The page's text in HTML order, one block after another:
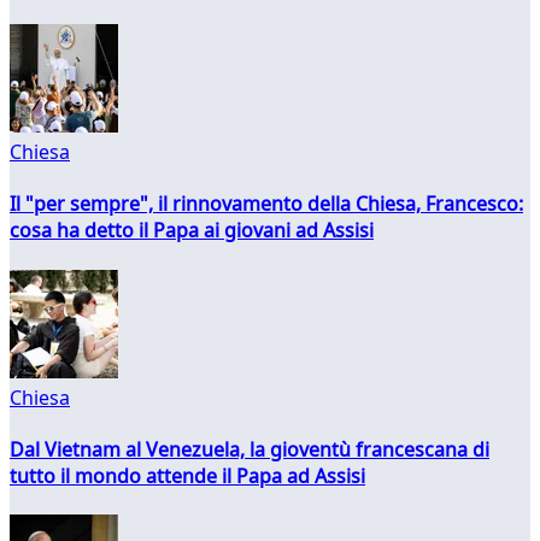
Chiesa
Il "per sempre", il rinnovamento della Chiesa, Francesco:
cosa ha detto il Papa ai giovani ad Assisi
Chiesa
Dal Vietnam al Venezuela, la gioventù francescana di
tutto il mondo attende il Papa ad Assisi